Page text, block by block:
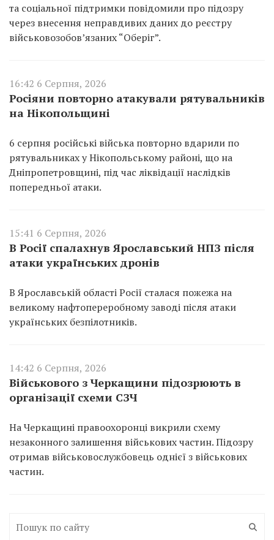
та соціальної підтримки повідомили про підозру
через внесення неправдивих даних до реєстру
військовозобов’язаних “Оберіг”.
16:42 6 Серпня, 2026
Росіяни повторно атакували рятувальників
на Нікопольщині
6 серпня російські війська повторно вдарили по
рятувальниках у Нікопольському районі, що на
Дніпропетровщині, під час ліквідації наслідків
попередньої атаки.
15:41 6 Серпня, 2026
В Росії спалахнув Ярославський НПЗ після
атаки українських дронів
В Ярославській області Росії сталася пожежа на
великому нафтопереробному заводі після атаки
українських безпілотників.
14:42 6 Серпня, 2026
Військового з Черкащини підозрюють в
організації схеми СЗЧ
На Черкащині правоохоронці викрили схему
незаконного залишення військових частин. Підозру
отримав військовослужбовець однієї з військових
частин.